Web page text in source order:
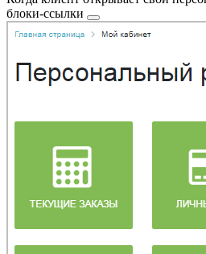
блоки-ссылки